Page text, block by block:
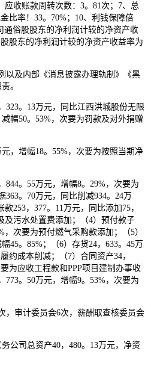
应收账款周转次数：3。81次；7、总
比率！33。70%；10、利钱保障倍
通俗股股东的净利润计较的净资产收
股东的净利润计较的净资产收益率为
及内部《消息披露办理轨制》《黑
。
。13万元，同比江西洪城股份无限
幅50。53%，次要为罚款及对外捐赠
，增幅18。55%，次要为按照当期净
。55万元，增幅8。29%，次要为
。70万元，同比削减934。24万
253，377。11万元，同比添加75，
及污水处置费添加；（4）预付款子
，次要为预付燃气采购款添加；（5）
45。85%；（6）存货24，633。45万
约成本削减；（7）合同资产34，
为应收工程款和PPP项目建制办事收
773。50万元，增幅9。53%，次要为
审计委员会6次，薪酬取查核委员会
司总资产40，480。13万元，净资